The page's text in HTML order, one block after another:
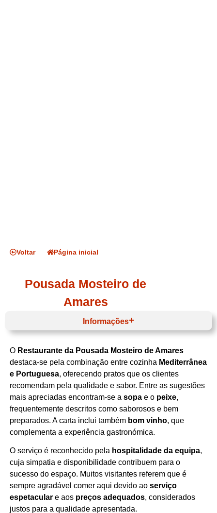
Voltar Página inicial
Pousada Mosteiro de
Amares
O Restaurante da Pousada Mosteiro de Amares
destaca‑se pela combinação entre cozinha Mediterrânea
e Portuguesa, oferecendo pratos que os clientes
recomendam pela qualidade e sabor. Entre as sugestões
mais apreciadas encontram‑se a sopa e o peixe,
frequentemente descritos como saborosos e bem
preparados. A carta inclui também bom vinho, que
complementa a experiência gastronómica.
O serviço é reconhecido pela hospitalidade da equipa,
cuja simpatia e disponibilidade contribuem para o
sucesso do espaço. Muitos visitantes referem que é
sempre agradável comer aqui devido ao serviço
espetacular e aos preços adequados, considerados
justos para a qualidade apresentada.
Informações
Horário de funcionamento